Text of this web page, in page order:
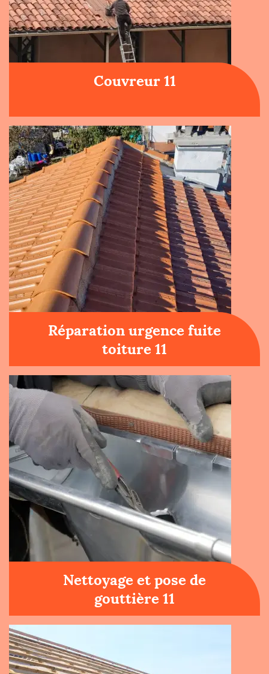
Couvreur 11
Réparation urgence fuite
toiture 11
Nettoyage et pose de
gouttière 11